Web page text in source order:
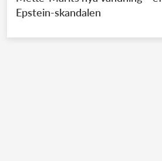
Epstein-skandalen